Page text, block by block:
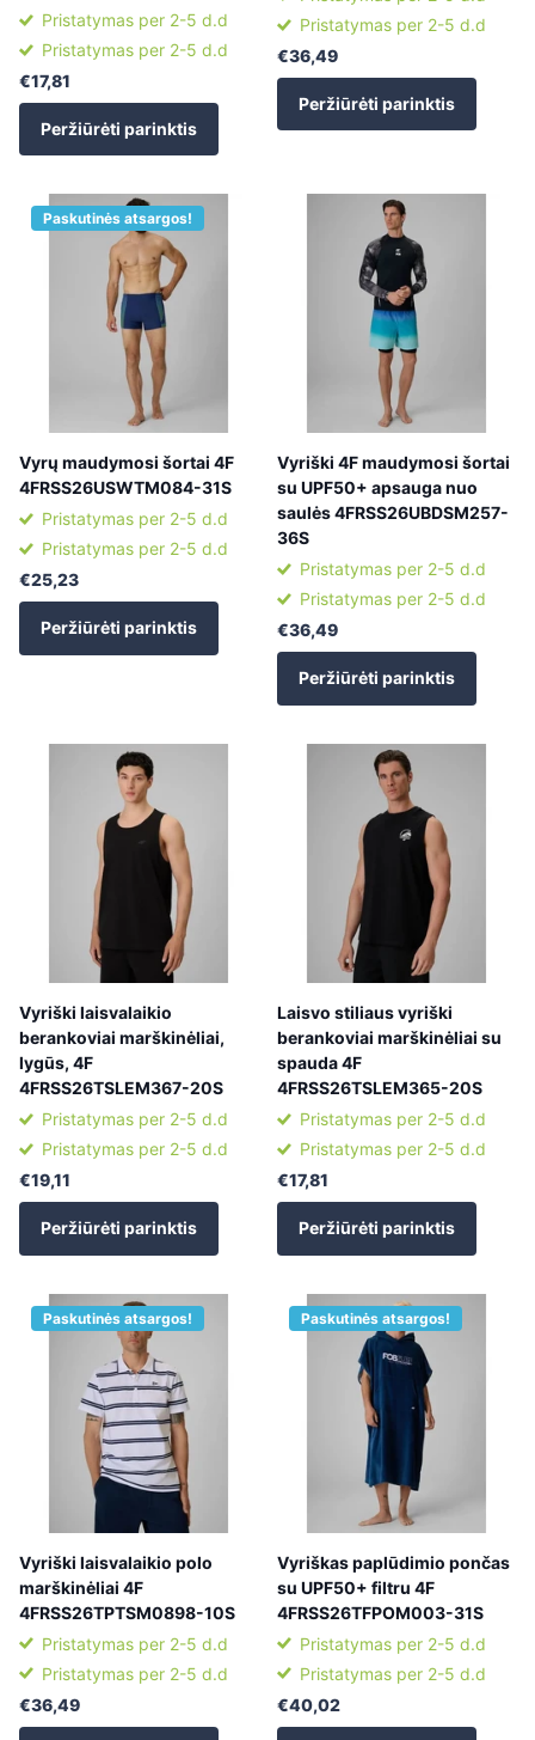
Pristatymas per 2-5 d.d
Pristatymas per 2-5 d.d
€17,81
Peržiūrėti parinktis
Pristatymas per 2-5 d.d
€36,49
Peržiūrėti parinktis
Paskutinės atsargos!
Vyrų maudymosi šortai 4F
4FRSS26USWTM084-31S
Pristatymas per 2-5 d.d
Pristatymas per 2-5 d.d
€25,23
Peržiūrėti parinktis
Vyriški 4F maudymosi šortai
su UPF50+ apsauga nuo
saulės 4FRSS26UBDSM257-
36S
Pristatymas per 2-5 d.d
Pristatymas per 2-5 d.d
€36,49
Peržiūrėti parinktis
Vyriški laisvalaikio
berankoviai marškinėliai,
lygūs, 4F
4FRSS26TSLEM367-20S
Pristatymas per 2-5 d.d
Pristatymas per 2-5 d.d
€19,11
Peržiūrėti parinktis
Laisvo stiliaus vyriški
berankoviai marškinėliai su
spauda 4F
4FRSS26TSLEM365-20S
Pristatymas per 2-5 d.d
Pristatymas per 2-5 d.d
€17,81
Peržiūrėti parinktis
Paskutinės atsargos!
Vyriški laisvalaikio polo
marškinėliai 4F
4FRSS26TPTSM0898-10S
Pristatymas per 2-5 d.d
Pristatymas per 2-5 d.d
€36,49
Paskutinės atsargos!
Vyriškas paplūdimio pončas
su UPF50+ filtru 4F
4FRSS26TFPOM003-31S
Pristatymas per 2-5 d.d
Pristatymas per 2-5 d.d
€40,02